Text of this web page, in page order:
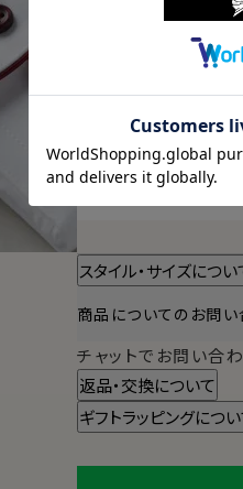
例）TALL-L-4190→
ま
2026/08/11（火）に
（※裄丈加工・刺繍
東京都
スタイル・サイズにつ
商品についてのお問
チャットでお問い合
返品・交換について
ギフトラッピングにつ